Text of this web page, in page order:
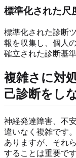
標準化された尺
標準化された診断
報を収集し、個人
確立された診断基
複雑さに対
己診断をし
神経発達障害、不
違いなく複雑です
ありますが、それ
することは重要で